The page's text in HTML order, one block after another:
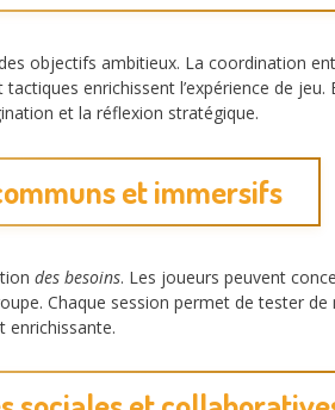
objectifs ambitieux. La coordination
enrichissent l’expérience de
et la réflexion stratégique.
et immersifs
des besoins. Les joueurs peuvent
Chaque session permet de tester de
enrichissante.